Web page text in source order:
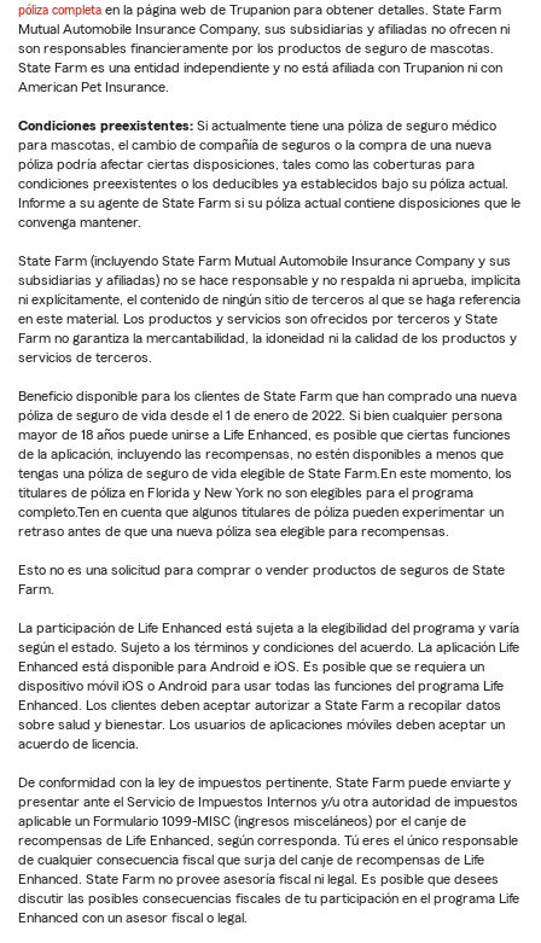
póliza completa en la página web de Trupanion para obtener detalles. State Farm
Mutual Automobile Insurance Company, sus subsidiarias y afiliadas no ofrecen ni
son responsables financieramente por los productos de seguro de mascotas.
State Farm es una entidad independiente y no está afiliada con Trupanion ni con
American Pet Insurance.
Condiciones preexistentes: Si actualmente tiene una póliza de seguro médico
para mascotas, el cambio de compañía de seguros o la compra de una nueva
póliza podría afectar ciertas disposiciones, tales como las coberturas para
condiciones preexistentes o los deducibles ya establecidos bajo su póliza actual.
Informe a su agente de State Farm si su póliza actual contiene disposiciones que le
convenga mantener.
State Farm (incluyendo State Farm Mutual Automobile Insurance Company y sus
subsidiarias y afiliadas) no se hace responsable y no respalda ni aprueba, implícita
ni explícitamente, el contenido de ningún sitio de terceros al que se haga referencia
en este material. Los productos y servicios son ofrecidos por terceros y State
Farm no garantiza la mercantabilidad, la idoneidad ni la calidad de los productos y
servicios de terceros.
Beneficio disponible para los clientes de State Farm que han comprado una nueva
póliza de seguro de vida desde el 1 de enero de 2022. Si bien cualquier persona
mayor de 18 años puede unirse a Life Enhanced, es posible que ciertas funciones
de la aplicación, incluyendo las recompensas, no estén disponibles a menos que
tengas una póliza de seguro de vida elegible de State Farm.En este momento, los
titulares de póliza en Florida y New York no son elegibles para el programa
completo.Ten en cuenta que algunos titulares de póliza pueden experimentar un
retraso antes de que una nueva póliza sea elegible para recompensas.
Esto no es una solicitud para comprar o vender productos de seguros de State
Farm.
La participación de Life Enhanced está sujeta a la elegibilidad del programa y varía
según el estado. Sujeto a los términos y condiciones del acuerdo. La aplicación Life
Enhanced está disponible para Android e iOS. Es posible que se requiera un
dispositivo móvil iOS o Android para usar todas las funciones del programa Life
Enhanced. Los clientes deben aceptar autorizar a State Farm a recopilar datos
sobre salud y bienestar. Los usuarios de aplicaciones móviles deben aceptar un
acuerdo de licencia.
De conformidad con la ley de impuestos pertinente, State Farm puede enviarte y
presentar ante el Servicio de Impuestos Internos y/u otra autoridad de impuestos
aplicable un Formulario 1099-MISC (ingresos misceláneos) por el canje de
recompensas de Life Enhanced, según corresponda. Tú eres el único responsable
de cualquier consecuencia fiscal que surja del canje de recompensas de Life
Enhanced. State Farm no provee asesoría fiscal ni legal. Es posible que desees
discutir las posibles consecuencias fiscales de tu participación en el programa Life
Enhanced con un asesor fiscal o legal.